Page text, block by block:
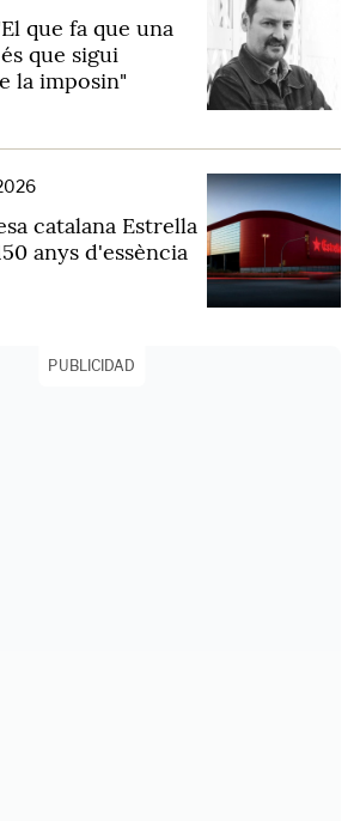
que fa que una
que sigui
la imposin"
catalana Estrella
anys d'essència
PUBLICIDAD